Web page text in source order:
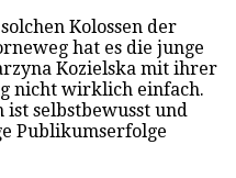
Kolossen der
hat es die junge
Kozielska mit ihrer
nicht wirklich einfach.
selbstbewusst und
Publikumserfolge